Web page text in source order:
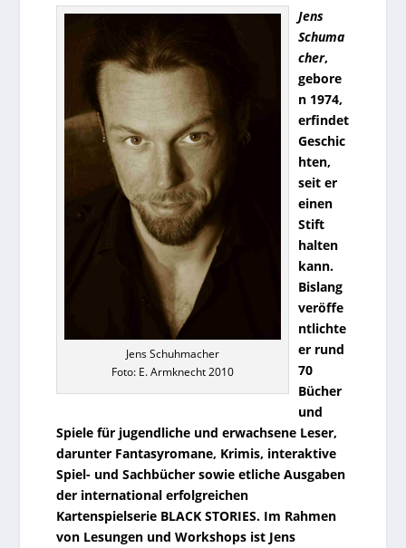
Jens Schuhmacher
Foto: E. Armknecht 2010
Jens
Schuma
cher,
gebore
n 1974,
erfindet
Geschic
hten,
seit er
einen
Stift
halten
kann.
Bislang
veröffe
ntlichte
er rund
70
Bücher
und
Spiele für jugendliche und erwachsene Leser,
darunter Fantasyromane, Krimis, interaktive
Spiel- und Sachbücher sowie etliche Ausgaben
der international erfolgreichen
Kartenspielserie BLACK STORIES. Im Rahmen
von Lesungen und Workshops ist Jens